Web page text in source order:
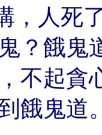
，人死
？餓鬼
不起貪
餓鬼道